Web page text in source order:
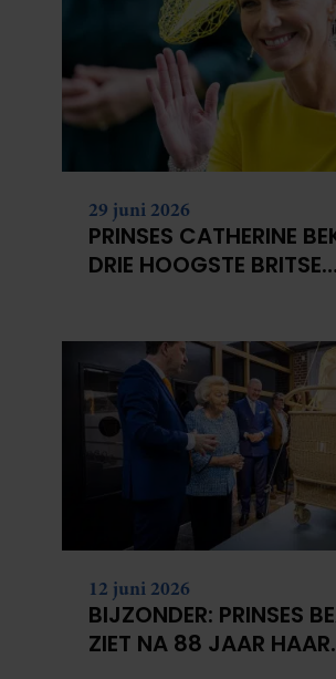
29 juni 2026
PRINSES CATHERINE
DRIE HOOGSTE BRITSE
12 juni 2026
BIJZONDER: PRINSES
ZIET NA 88 JAAR HAAR